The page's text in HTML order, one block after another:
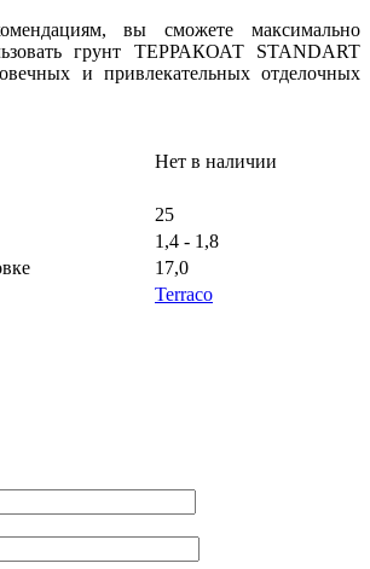
вы сможете максимально
грунт ТЕРРАКОАТ STANDART
и привлекательных отделочных
Нет в наличии
25
1,4 - 1,8
17,0
Terraco